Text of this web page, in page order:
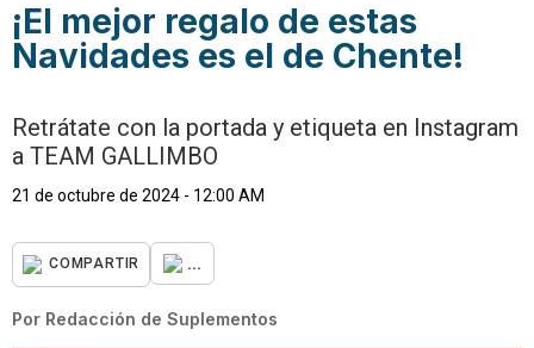
¡El mejor regalo de estas
Navidades es el de Chente!
Retrátate con la portada y etiqueta en Instagram
a TEAM GALLIMBO
21 de octubre de 2024 - 12:00 AM
COMPARTIR ...
Por Redacción de Suplementos